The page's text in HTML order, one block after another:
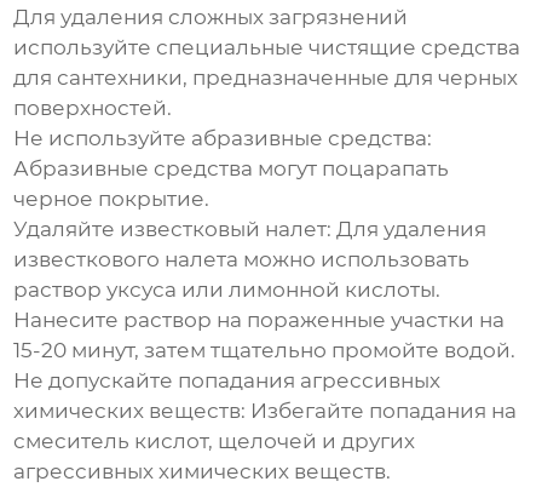
Для удаления сложных загрязнений
используйте специальные чистящие средства
для сантехники, предназначенные для черных
поверхностей.
Не используйте абразивные средства:
Абразивные средства могут поцарапать
черное покрытие.
Удаляйте известковый налет: Для удаления
известкового налета можно использовать
раствор уксуса или лимонной кислоты.
Нанесите раствор на пораженные участки на
15-20 минут, затем тщательно промойте водой.
Не допускайте попадания агрессивных
химических веществ: Избегайте попадания на
смеситель кислот, щелочей и других
агрессивных химических веществ.